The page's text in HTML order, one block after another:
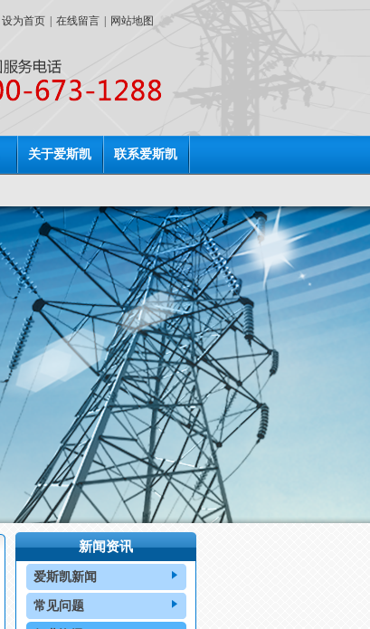
设为首页 在线留言 网站地图
关于爱斯凯 联系爱斯凯
新闻资讯
爱斯凯新闻
常见问题